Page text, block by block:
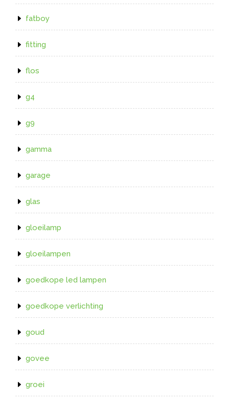
fatboy
fitting
flos
g4
g9
gamma
garage
glas
gloeilamp
gloeilampen
goedkope led lampen
goedkope verlichting
goud
govee
groei